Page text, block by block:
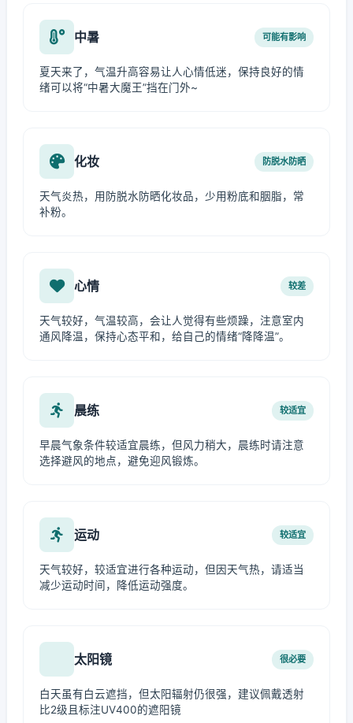
中暑 可能有影响
夏天来了，气温升高容易让人心情低迷，保持良好的情
绪可以将“中暑大魔王”挡在门外~
化妆 防脱水防晒
天气炎热，用防脱水防晒化妆品，少用粉底和胭脂，常
补粉。
心情 较差
天气较好，气温较高，会让人觉得有些烦躁，注意室内
通风降温，保持心态平和，给自己的情绪“降降温”。
晨练 较适宜
早晨气象条件较适宜晨练，但风力稍大，晨练时请注意
选择避风的地点，避免迎风锻炼。
运动 较适宜
天气较好，较适宜进行各种运动，但因天气热，请适当
减少运动时间，降低运动强度。
太阳镜 很必要
白天虽有白云遮挡，但太阳辐射仍很强，建议佩戴透射
比2级且标注UV400的遮阳镜